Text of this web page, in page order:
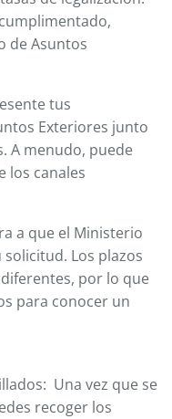
de Asuntos
tus
Exteriores junto
A menudo, puede
los canales
a que el Ministerio
Los plazos
por lo que
para conocer un
Una vez que se
recoger los